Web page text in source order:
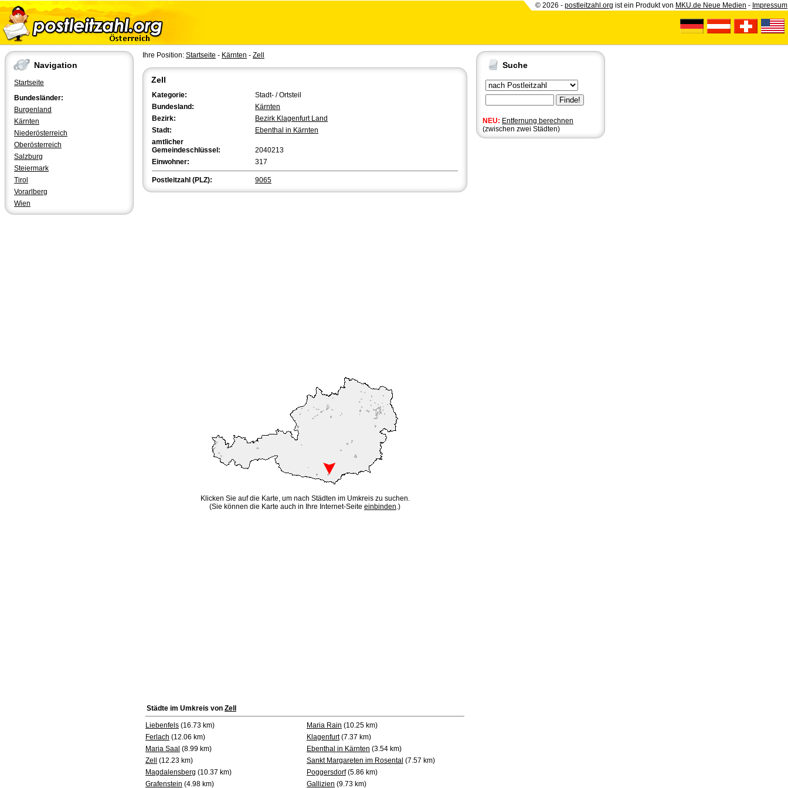
© 2026 - postleitzahl.org ist ein Produkt von MKU.de Neue Medien - Impressum
Navigation
Startseite
Bundesländer:
Burgenland
Kärnten
Niederösterreich
Oberösterreich
Salzburg
Steiermark
Tirol
Vorarlberg
Wien
Suche
NEU: Entfernung berechnen
(zwischen zwei Städten)
Ihre Position: Startseite - Kärnten - Zell
Zell
Kategorie:
Stadt- / Ortsteil
Bundesland:
Kärnten
Bezirk:
Bezirk Klagenfurt Land
Stadt:
Ebenthal in Kärnten
amtlicher
Gemeindeschlüssel:
2040213
Einwohner:
317
Postleitzahl (PLZ): 9065
Klicken Sie auf die Karte, um nach Städten im Umkreis zu suchen.
(Sie können die Karte auch in Ihre Internet-Seite einbinden.)
Städte im Umkreis von Zell
Liebenfels (16.73 km) Maria Rain (10.25 km)
Ferlach (12.06 km) Klagenfurt(7.37 km)
Maria Saal (8.99 km) Ebenthal in Kärnten (3.54 km)
Zell
(12.23 km) Sankt Margareten im Rosental (7.57 km)
Magdalensberg (10.37 km) Poggersdorf(5.86 km)
Grafenstein (4.98 km) Gallizien (9.73 km)